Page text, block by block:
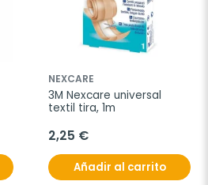
NEXCARE
3M Nexcare universal
textil tira, 1m
2,25 €
Añadir al carrito